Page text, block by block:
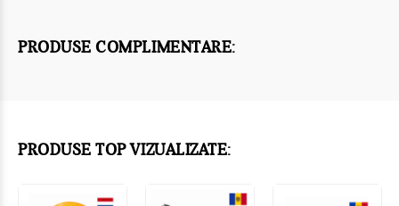
PRODUSE COMPLIMENTARE:
PRODUSE TOP VIZUALIZATE: